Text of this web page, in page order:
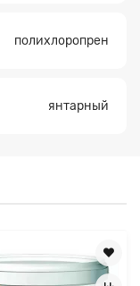
полихлоропрен
янтарный